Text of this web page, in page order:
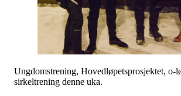
Ungdomstrening, Hovedløpetsprosjektet, o-
sirkeltrening denne uka.